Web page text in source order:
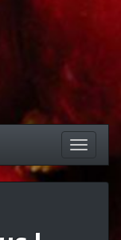
Schakel